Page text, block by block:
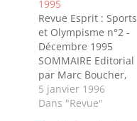
1995
Revue Esprit : Sports
et Olympisme n°2 -
Décembre 1995
SOMMAIRE Editorial
par Marc Boucher,
Président AFCOSLa
vie de
5 janvier 1996
Dans "Revue"